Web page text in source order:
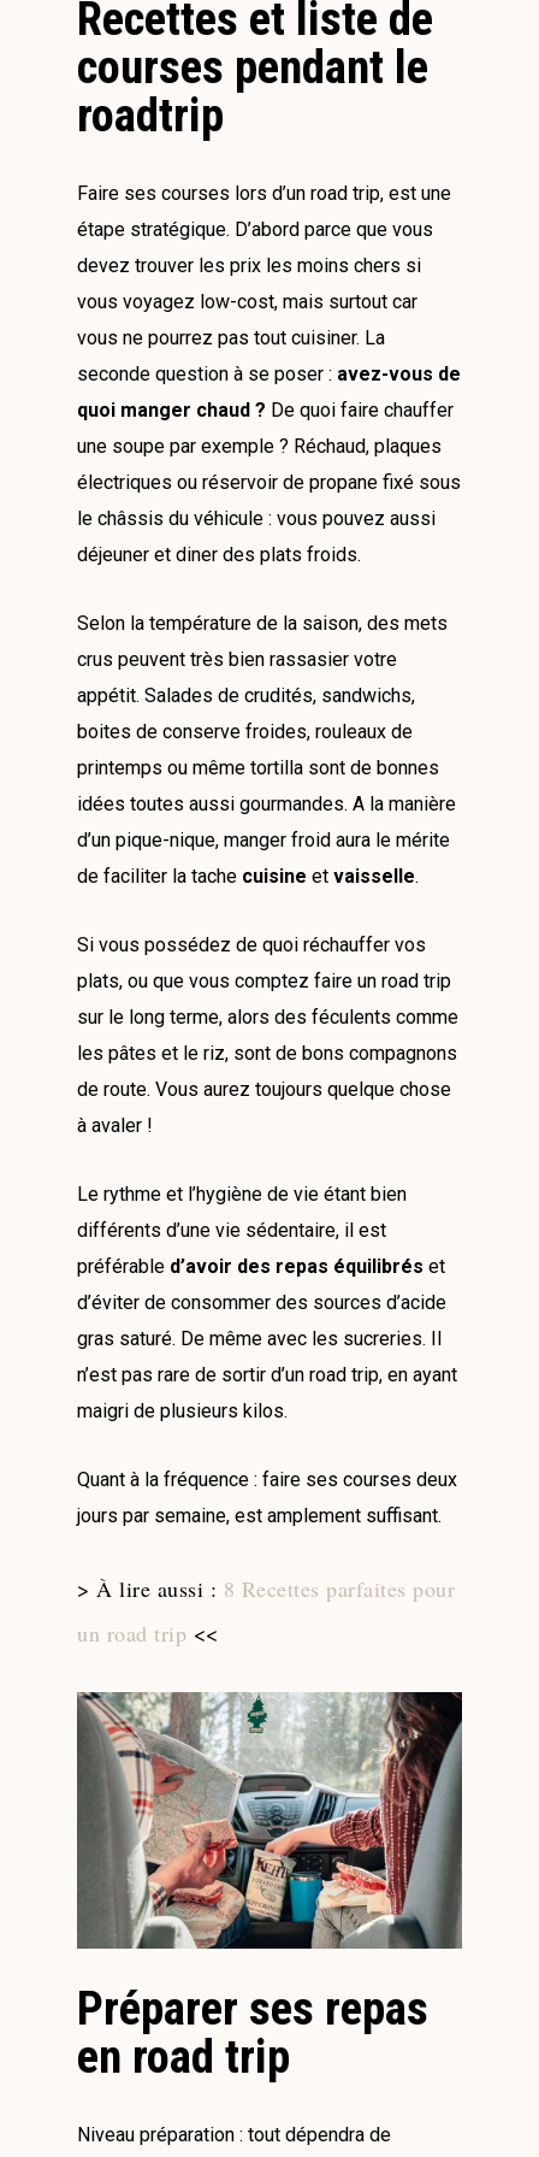
Recettes et liste de
courses pendant le
roadtrip
Faire ses courses lors d’un road trip, est une
étape stratégique. D’abord parce que vous
devez trouver les prix les moins chers si
vous voyagez low-cost, mais surtout car
vous ne pourrez pas tout cuisiner. La
seconde question à se poser : avez-vous de
quoi manger chaud ? De quoi faire chauffer
une soupe par exemple ? Réchaud, plaques
électriques ou réservoir de propane fixé sous
le châssis du véhicule : vous pouvez aussi
déjeuner et diner des plats froids.
Selon la température de la saison, des mets
crus peuvent très bien rassasier votre
appétit. Salades de crudités, sandwichs,
boites de conserve froides, rouleaux de
printemps ou même tortilla sont de bonnes
idées toutes aussi gourmandes. A la manière
d’un pique-nique, manger froid aura le mérite
de faciliter la tache cuisine et vaisselle.
Si vous possédez de quoi réchauffer vos
plats, ou que vous comptez faire un road trip
sur le long terme, alors des féculents comme
les pâtes et le riz, sont de bons compagnons
de route. Vous aurez toujours quelque chose
à avaler !
Le rythme et l’hygiène de vie étant bien
différents d’une vie sédentaire, il est
préférable d’avoir des repas équilibrés et
d’éviter de consommer des sources d’acide
gras saturé. De même avec les sucreries. Il
n’est pas rare de sortir d’un road trip, en ayant
maigri de plusieurs kilos.
Quant à la fréquence : faire ses courses deux
jours par semaine, est amplement suffisant.
> À lire aussi : 8 Recettes parfaites pour
un road trip <<
Préparer ses repas
en road trip
Niveau préparation : tout dépendra de